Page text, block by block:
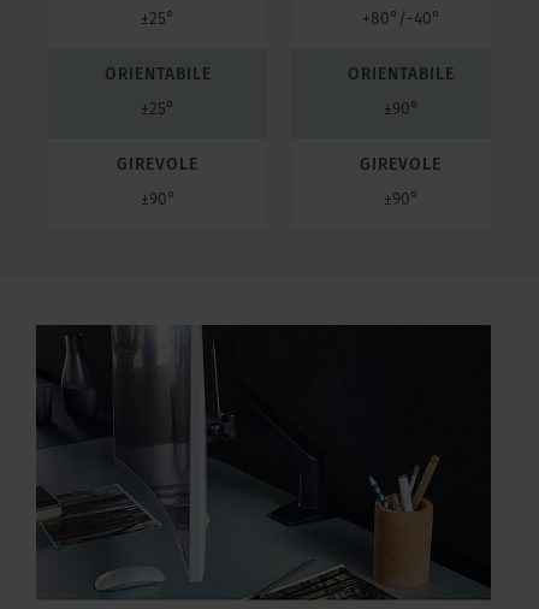
±25° +80°/-40°
ORIENTABILE
±25°
ORIENTABILE
±90°
GIREVOLE
±90°
GIREVOLE
±90°